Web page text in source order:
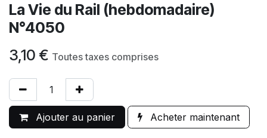
La Vie du Rail (hebdomadaire)
N°4050
3,10 € Toutes taxes comprises
Ajouter au panier Acheter maintenant